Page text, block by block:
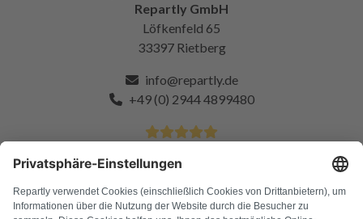
Repartly GmbH
Löfkenfeld 65
33397 Rietberg
info@repartly.de
+49 (0) 2944 4899480